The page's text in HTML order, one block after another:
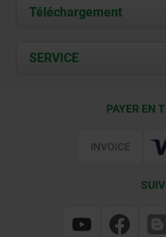
À propos de nous
Contact
Téléchargement
Documents
SERVICE
PAYER EN